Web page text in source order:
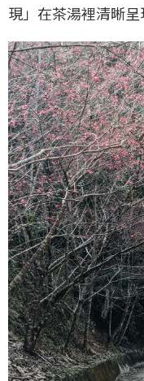
現」在茶湯裡清晰呈